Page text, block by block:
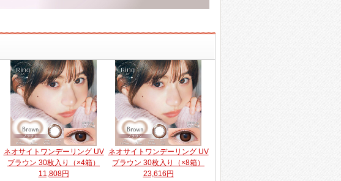
ネオサイトワンデーリング UV
ブラウン 30枚入り（×4箱）
11,808円
ネオサイトワンデーリング UV
ブラウン 30枚入り（×8箱）
23,616円